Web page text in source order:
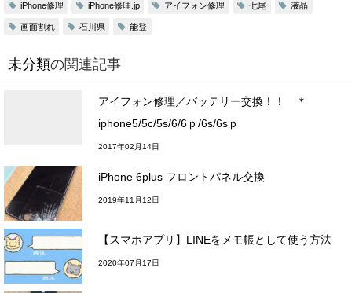
iPhone修理 iPhone修理.jp アイフォン修理 七尾 液晶
画面割れ 石川県 能登
未分類の関連記事
アイフォン修理／バッテリー交換！！ ＊
iphone5/5c/5s/6/6ｐ/6s/6sｐ
2017年02月14日
iPhone 6plus フロントパネル交換
2019年11月12日
【スマホアプリ】LINEをメモ帳として使う方法
2020年07月17日